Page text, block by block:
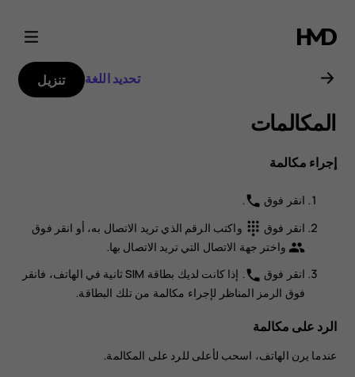
دليل
مستخدم
Nokia
C1
تحديد اللغة تنزيل
المكالمات
إجراء مكالمة
انقر فوق phone
.
انقر فوق dialpad واكتب الرقم الذي تريد الاتصال به، أو انقر فوق
group واختر جهة الاتصال التي تريد الاتصال بها.
انقر فوق phone
. إذا كانت لديك بطاقة SIM ثانية في الهاتف، فانقر
فوق الرمز المناظر لإجراء مكالمة من تلك البطاقة.
الرد على مكالمة
عندما يرن الهاتف، اسحب لأعلى للرد على المكالمة.